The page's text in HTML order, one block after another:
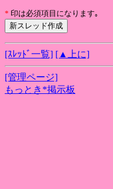
* 印は必須項目になります｡
[ｽﾚｯﾄﾞ一覧] [▲上に]
[管理ページ]
もっとき*掲示板